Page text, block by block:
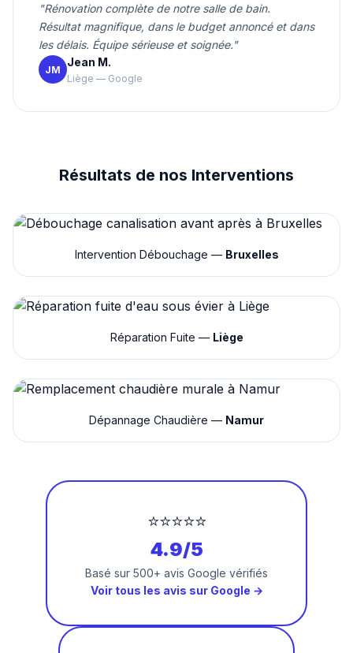
"Rénovation complète de notre salle de bain.
Résultat magnifique, dans le budget annoncé et dans
les délais. Équipe sérieuse et soignée."
JM
Jean M.
Liège — Google
Résultats de nos Interventions
Intervention Débouchage — Bruxelles
Réparation Fuite — Liège
Dépannage Chaudière — Namur
⭐⭐⭐⭐⭐
4.9/5
Basé sur 500+ avis Google vérifiés
Voir tous les avis sur Google →